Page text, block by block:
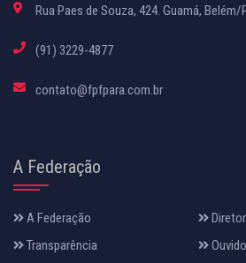
Rua Paes de Souza, 424. Guamá, Belém/
(91) 3229-4877
contato@fpfpara.com.br
A Federação
A Federação
Transparência